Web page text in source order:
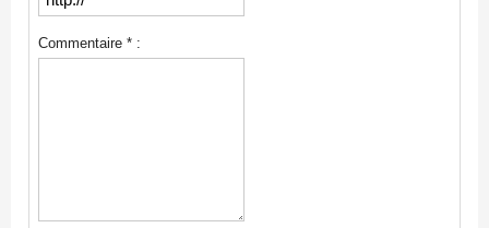
Commentaire * :